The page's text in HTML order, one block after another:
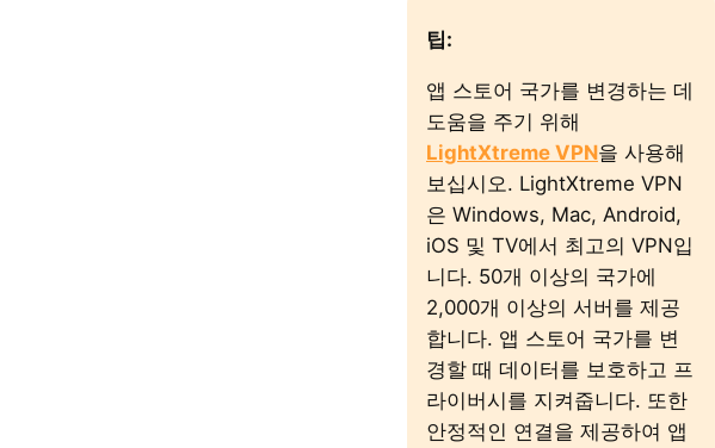
팁:
앱 스토어 국가를 변경하는 데
도움을 주기 위해
LightXtreme VPN을 사용해
보십시오. LightXtreme VPN
은 Windows, Mac, Android,
iOS 및 TV에서 최고의 VPN입
니다. 50개 이상의 국가에
2,000개 이상의 서버를 제공
합니다. 앱 스토어 국가를 변
경할 때 데이터를 보호하고 프
라이버시를 지켜줍니다. 또한
안정적인 연결을 제공하여 앱